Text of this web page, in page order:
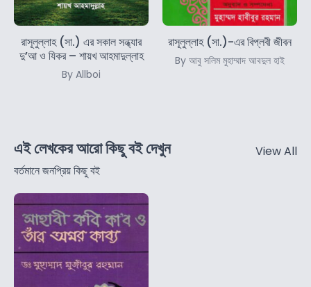
রাসূলুল্লাহ (সা.) এর সকাল সন্ধ্যার
দু’আ ও যিকর – শায়খ আহমাদুল্লাহ
By Allboi
রাসূলুল্লাহ (সা.)-এর বিপ্লবী জীবন
By আবু সলিম মুহাম্মাদ আবদুল হাই
এই লেখকের আরো কিছু বই দেখুন
বর্তমানে জনপ্রিয় কিছু বই
View All